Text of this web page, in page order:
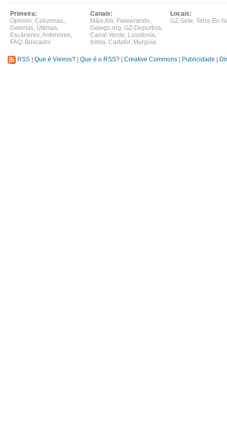
Primeira:
Opinión, Columnas,
Galerías, Últimas,
Escáneres,Anteriores,
FAQ, Buscador
Canais:
Máis Alá, Fwwwrando,
Galego.org, GZ-Deportiva,
Canal Verde, Lusofonía,
Irimia, Cartafol , Murguía
Locais:
GZ-Sete, Terra Eo-
RSS Que é Vieiros? Que é o RSS? Creative Commons Publicidade